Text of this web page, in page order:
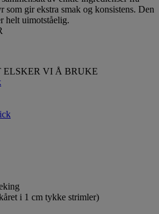
som gir ekstra smak og konsistens. Den
helt uimotståelig.
ELSKER VI Å BRUKE
i 1 cm tykke strimler)